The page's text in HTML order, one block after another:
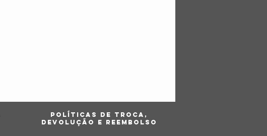
POLÍTICas DE TROCA,
DEVOLUÇÃO E REEMBOLSO